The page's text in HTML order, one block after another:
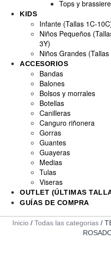
Tops y
KIDS
Infante (Tallas 1C-
Niños Pequeños
3Y)
Niños Grandes (Tallas
ACCESORIOS
Bandas
Balones
Bolsos y morrales
Botellas
Canilleras
Canguro riñonera
Gorras
Guantes
Guayeras
Medias
Tulas
Viseras
OUTLET (ÚLTIMAS
GUÍAS DE COMPRA
Inicio / Todas las categorias /